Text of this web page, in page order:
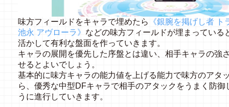
味方フィールドをキャラで埋めたら
《銀腕を掲げし者 ト
池永 アヴローラ》 などの味方フィールドが埋まってい
活かして有利な盤面を作っていきます。
キャラの展開を優先した序盤とは違い、相手キャラの強
せるとよいでしょう。
基本的に味方キャラの能力値を上げる能力で味方のアタ
ら、優秀な中型DFキャラで相手のアタックをうまく防
うに進行していきます。